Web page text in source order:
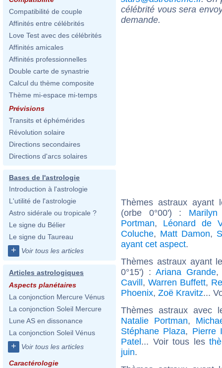
Compatibilité de couple
Affinités entre célébrités
Love Test avec des célébrités
Affinités amicales
Affinités professionnelles
Double carte de synastrie
Calcul du thème composite
Thème mi-espace mi-temps
Prévisions
Transits et éphémérides
Révolution solaire
Directions secondaires
Directions d'arcs solaires
Bases de l'astrologie
Introduction à l'astrologie
L'utilité de l'astrologie
Astro sidérale ou tropicale ?
Le signe du Bélier
Le signe du Taureau
+ Voir tous les articles
Articles astrologiques
Aspects planétaires
La conjonction Mercure Vénus
La conjonction Soleil Mercure
Lune AS en dissonance
La conjonction Soleil Vénus
+ Voir tous les articles
Caractérologie
célébrité vous sera
demande.
Thèmes astraux ayant
(orbe 0°00') :
Portman, Léonard de
Coluche, Matt Damon,
ayant cet aspect.
Thèmes astraux ayant
0°15') :Ariana Grande
Cavill, Warren Buffett,
Phoenix, Zoë Kravitz...
Thèmes astraux avec
Natalie Portman,
Stéphane Plaza, Pierre
Patel... Voir tous les
juin.